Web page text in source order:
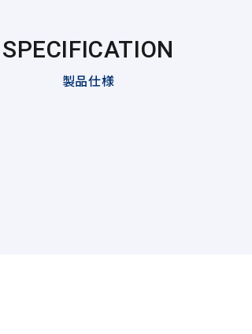
SPECIFICATION
製品仕様